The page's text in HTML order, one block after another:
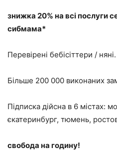
знижка 20% на всі послуги
сибмама*
Перевірені бебісіттери /
Більше 200 000 виконаних
Підписка дійсна в 6 містах:
єкатеринбург, тюмень,
свобода на годину!